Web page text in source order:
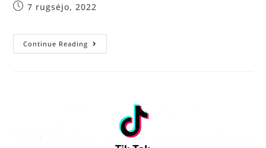
7 rugsėjo, 2022
Continue Reading